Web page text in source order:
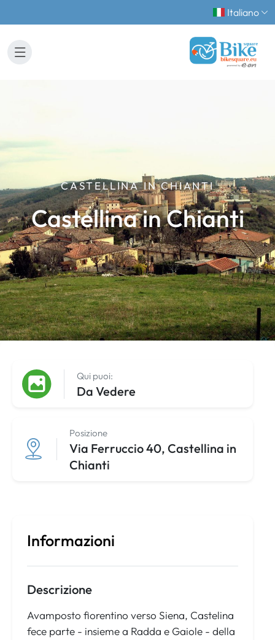
Italiano
CASTELLINA IN CHIANTI
Castellina in Chianti
Qui puoi:
Da Vedere
Posizione
Via Ferruccio 40, Castellina in
Chianti
Informazioni
Descrizione
Avamposto fiorentino verso Siena, Castelina
fece parte - insieme a Radda e Gaiole - della